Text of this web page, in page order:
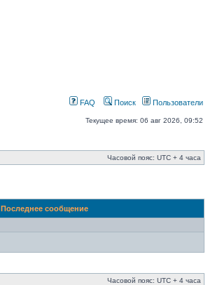
FAQ Поиск Пользователи
Текущее время: 06 авг 2026, 09:52
Часовой пояс: UTC + 4 часа
Последнее сообщение
Часовой пояс: UTC + 4 часа